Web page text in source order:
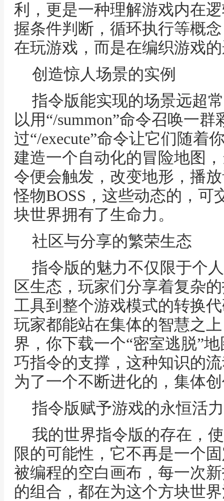
利，更是一种理解游戏内在
握条件判断，循环执行等概
在玩游戏，而是在编织游戏
创造惊人场景的实例
指令版能实现的场景远超
以用“/summon”命令召唤一
过“/execute”命令让它们随着
建造一个自动化的冒险地图
令便会触发，改变地形，播
怪物BOSS，这些动态的，可
块世界拥有了生命力。
社区与分享的繁荣生态
指令版的魅力不仅限于个
区生态，玩家们分享着复杂
工具到整个游戏模式的转换
玩家都能站在集体的智慧之
界，你下载一个“密室逃脱”
巧指令的支撑，这种知识的
为了一个不断进化的，集体
指令版赋予游戏的永恒活力
我的世界指令版的存在，
限的可能性，它不再是一个
被编程的空白画布，每一次
的组合，都在为这个方块世